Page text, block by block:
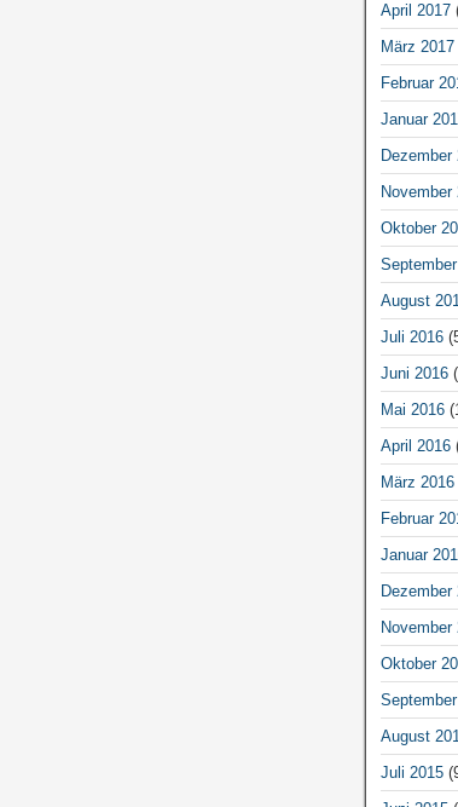
April 2017
März 2017
Februar
Januar
Dezember
November
Oktober
August
Juli 2016
Juni 2016
Mai 2016
April 2016
März 2016
Februar
Januar
Dezember
November
Oktober
August
Juli 2015